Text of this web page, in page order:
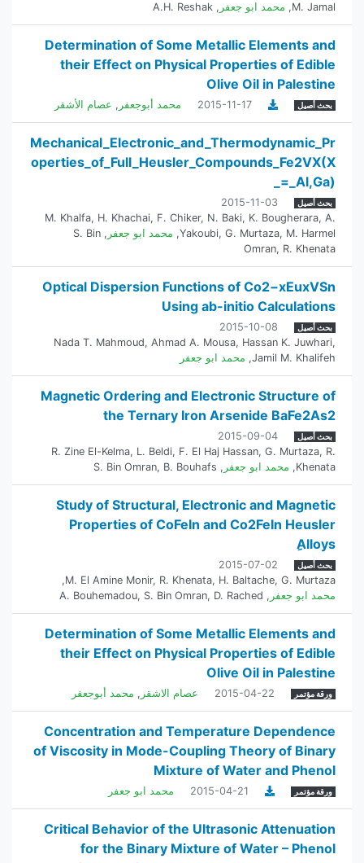
M. Jamal
, محمد ابو جعفر ,
A.H. Reshak
Determination of Some Metallic Elements and
their Effect on Physical Properties of Edible
Olive Oil in Palestine
بحث أصيل 2015-11-17 محمد أبوجعفر , عصام الأشقر
Mechanical_Electronic_and_Thermodynamic_Pr
operties_of_Full_Heusler_Compounds_Fe2VX(X
_=_Al,Ga)
بحث أصيل
2015-11-03
M. Khalfa, H. Khachai, F. Chiker, N. Baki, K. Bougherara, A.
Yakoubi, G. Murtaza, M. Harmel
, محمد ابو جعفر ,
S. Bin
Omran, R. Khenata
Optical Dispersion Functions of Co2−xEuxVSn
Using ab-initio Calculations
بحث أصيل
2015-10-08
Nada T. Mahmoud, Ahmad A. Mousa, Hassan K. Juwhari,
Jamil M. Khalifeh
, محمد ابو جعفر
Magnetic Ordering and Electronic Structure of
the Ternary Iron Arsenide BaFe2As2
بحث أصيل
2015-09-04
R. Zine El-Kelma, L. Beldi, F. El Haj Hassan, G. Murtaza, R.
Khenata
, محمد ابو جعفر ,
S. Bin Omran, B. Bouhafs
Study of Structural, Electronic and Magnetic
Properties of CoFeIn and Co2FeIn Heusler
ِAlloys
بحث أصيل
2015-07-02
M. El Amine Monir, R. Khenata, H. Baltache, G. Murtaza
,
محمد ابو جعفر ,
A. Bouhemadou, S. Bin Omran, D. Rached
Determination of Some Metallic Elements and
their Effect on Physical Properties of Edible
Olive Oil in Palestine
ورقة مؤتمر 2015-04-22 عصام الاشقر , محمد أبوجعفر
Concentration and Temperature Dependence
of Viscosity in Mode-Coupling Theory of Binary
Mixture of Water and Phenol
ورقة مؤتمر 2015-04-21 محمد ابو جعفر
Critical Behavior of the Ultrasonic Attenuation
for the Binary Mixture of Water – Phenol